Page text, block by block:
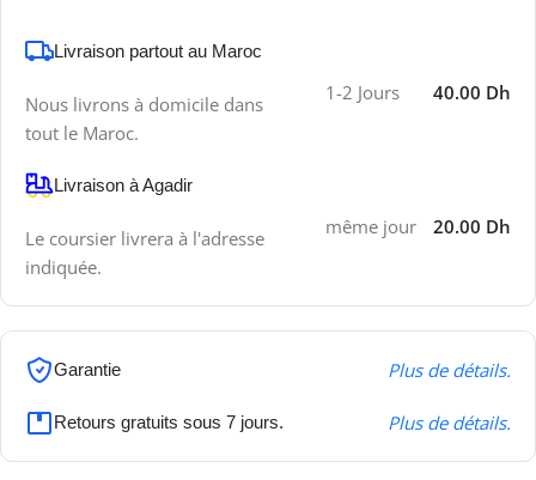
Livraison partout au Maroc
Nous livrons à domicile dans
tout le Maroc.
1-2 Jours 40.00 Dh
Livraison à Agadir
Le coursier livrera à l'adresse
indiquée.
même jour 20.00 Dh
Garantie Plus de détails.
Retours gratuits sous 7 jours. Plus de détails.